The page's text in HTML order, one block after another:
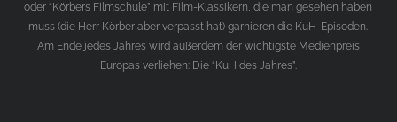
oder “Körbers Filmschule” mit Film-Klassikern, die man gesehen haben
muss (die Herr Körber aber verpasst hat) garnieren die KuH-Episoden.
Am Ende jedes Jahres wird außerdem der wichtigste Medienpreis
Europas verliehen: Die “KuH des Jahres”.